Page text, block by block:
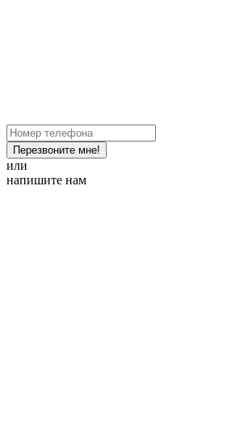
Перезвоните мне!
или
напишите нам